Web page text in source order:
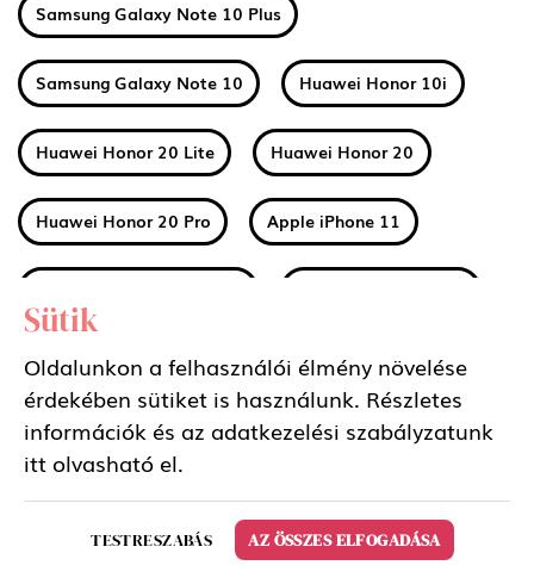
Samsung Galaxy Note 10 Plus
Samsung Galaxy Note 10 Huawei Honor 10i
Huawei Honor 20 Lite Huawei Honor 20
Huawei Honor 20 Pro Apple iPhone 11
Huawei Mate 30 Xiaomi Mi A3
Nokia 2 2019 (2.2) Nokia 3 2019 (3.2)
Nokia 4 2019 (4.2) Sony Xperia 5
Samsung Galaxy Tab S6 10.5 LTE
Sütik
Oldalunkon a felhasználói élmény növelése
érdekében sütiket is használunk. Részletes
információk és az adatkezelési szabályzatunk
itt olvasható el.
TESTRESZABÁS AZ ÖSSZES ELFOGADÁSA